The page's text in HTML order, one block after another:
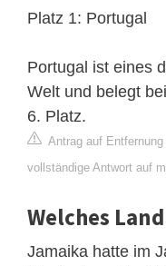
Platz 1: Portugal
Portugal ist eines
Welt und belegt
6. Platz.
Antrag auf
vollständige Antwort auf
Welches
Jamaika hatte im